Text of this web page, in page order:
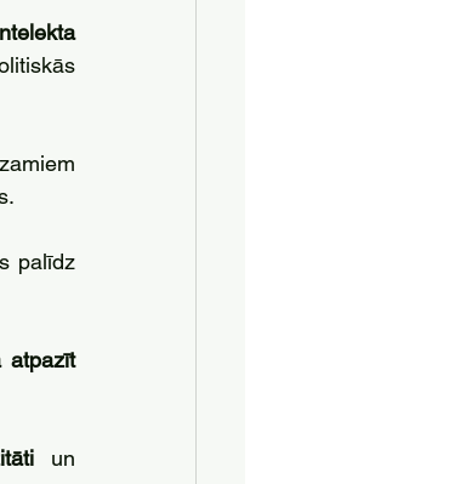
palīdz
atpazīt